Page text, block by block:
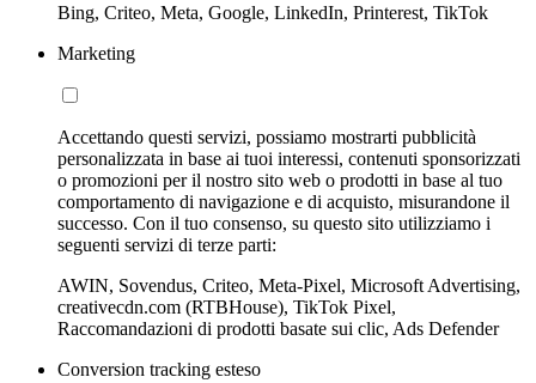
Bing, Criteo, Meta, Google, LinkedIn, Printerest, TikTok
Marketing
Accettando questi servizi, possiamo mostrarti pubblicità
personalizzata in base ai tuoi interessi, contenuti sponsorizzati
o promozioni per il nostro sito web o prodotti in base al tuo
comportamento di navigazione e di acquisto, misurandone il
successo. Con il tuo consenso, su questo sito utilizziamo i
seguenti servizi di terze parti:
AWIN, Sovendus, Criteo, Meta-Pixel, Microsoft Advertising,
creativecdn.com (RTBHouse), TikTok Pixel,
Raccomandazioni di prodotti basate sui clic, Ads Defender
Conversion tracking esteso